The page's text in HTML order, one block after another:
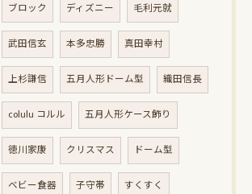
ブロック ディズニー 毛利元就
武田信玄 本多忠勝 真田幸村
上杉謙信 五月人形ドーム型 織田信長
colulu コルル 五月人形ケース飾り
徳川家康 クリスマス ドーム型
ベビー食器 子守帯 すくすく